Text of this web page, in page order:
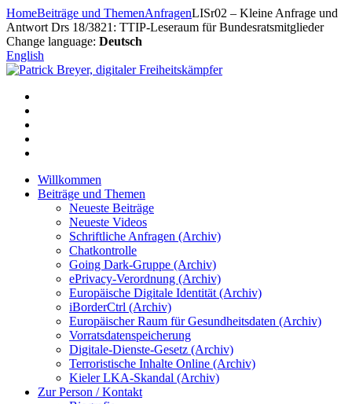
Zum
Inhalt
springen
HomeBeiträge und ThemenAnfragenLISr02 – Kleine Anfrage und
Antwort Drs 18/3821: TTIP-Leseraum für Bundesratsmitglieder
Change language: Deutsch
English
Willkommen
Beiträge und Themen
Neueste Beiträge
Neueste Videos
Schriftliche Anfragen (Archiv)
Chatkontrolle
Going Dark-Gruppe (Archiv)
ePrivacy-Verordnung (Archiv)
Europäische Digitale Identität (Archiv)
iBorderCtrl (Archiv)
Europäischer Raum für Gesundheitsdaten (Archiv)
Vorratsdatenspeicherung
Digitale-Dienste-Gesetz (Archiv)
Terroristische Inhalte Online (Archiv)
Kieler LKA-Skandal (Archiv)
Zur Person / Kontakt